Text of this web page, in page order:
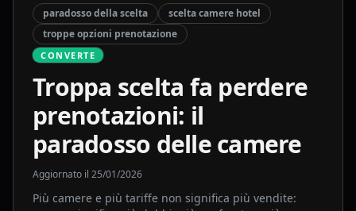
paradosso della scelta
scelta camere hotel
troppe opzioni prenotazione
CONVERTE
Troppa scelta fa perdere
prenotazioni: il
paradosso delle camere
Aggiornato il 25/01/2026
Più camere e più tariffe non significa più vendite: